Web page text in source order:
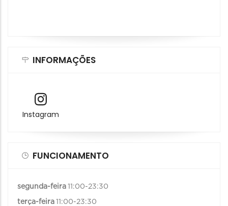
INFORMAÇÕES
Instagram
FUNCIONAMENTO
segunda-feira 11:00-23:30
terça-feira 11:00-23:30